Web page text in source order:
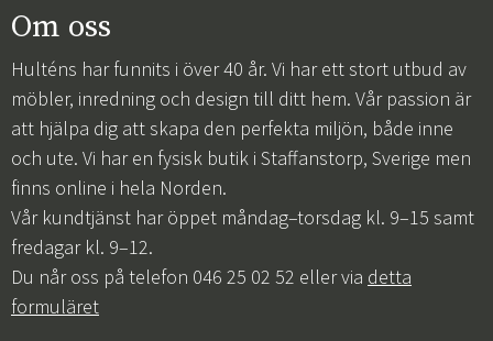
Om oss
Hulténs har funnits i över 40 år. Vi har ett stort utbud av
möbler, inredning och design till ditt hem. Vår passion är
att hjälpa dig att skapa den perfekta miljön, både inne
och ute. Vi har en fysisk butik i Staffanstorp, Sverige men
finns online i hela Norden.
Vår kundtjänst har öppet måndag–torsdag kl. 9–15 samt
fredagar kl. 9–12.
Du når oss på telefon 046 25 02 52 eller via detta
formuläret